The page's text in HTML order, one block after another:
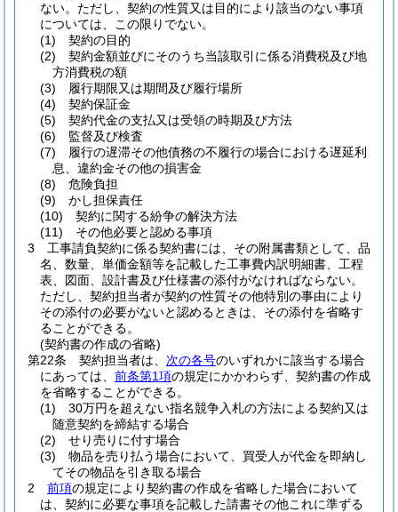
ない。 ただし、契約の性質又は目的により該当のない事項
については、この限りでない。
(1)
契約の目的
(2)
契約金額並びにそのうち当該取引に係る消費税及び地
方消費税の額
(3)
履行期限又は期間及び履行場所
(4)
契約保証金
(5)
契約代金の支払又は受領の時期及び方法
(6)
監督及び検査
(7)
履行の遅滞その他債務の不履行の場合における遅延利
息、違約金その他の損害金
(8)
危険負担
(9)
かし担保責任
(10)
契約に関する紛争の解決方法
(11)
その他必要と認める事項
3
工事請負契約に係る契約書には、その附属書類として、品
名、数量、単価金額等を記載した工事費内訳明細書、工程
表、図面、設計書及び仕様書の添付がなければならない。
ただし、契約担当者が契約の性質その他特別の事由により
その添付の必要がないと認めるときは、その添付を省略す
ることができる。
(契約書の作成の省略)
第22条
契約担当者は、 次の各号のいずれかに該当する場合
にあっては、 前条第1項の規定にかかわらず、契約書の作成
を省略することができる。
(1)
30万円を超えない指名競争入札の方法による契約又は
随意契約を締結する場合
(2)
せり売りに付す場合
(3)
物品を売り払う場合において、買受人が代金を即納し
てその物品を引き取る場合
2
前項の規定により契約書の作成を省略した場合において
は、契約に必要な事項を記載した請書その他これに準ずる